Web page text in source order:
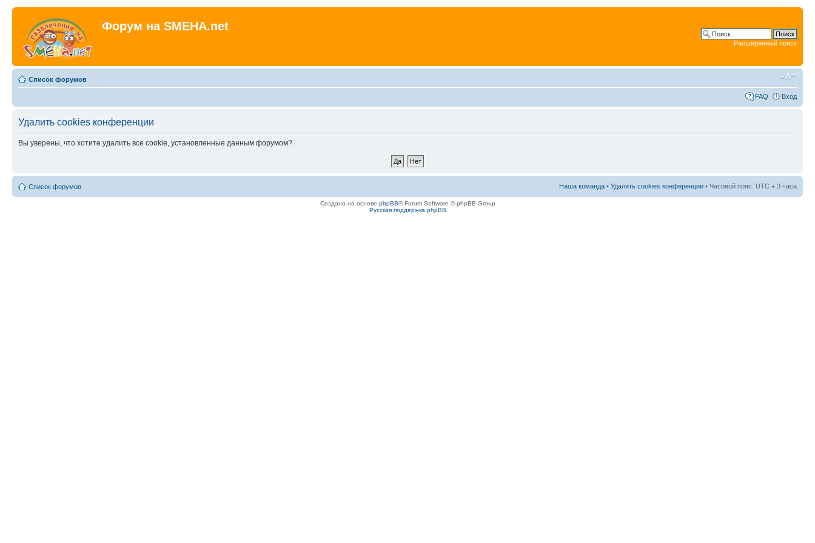
Форум на SMEHA.net
Расширенный поиск
Список форумов
FAQ Вход
Удалить cookies конференции
Вы уверены, что хотите удалить все cookie, установленные данным форумом?
Список форумов Наша команда • Удалить cookies конференции • Часовой пояс: UTC + 3 часа
Создано на основе phpBB® Forum Software © phpBB Group
Русская поддержка phpBB